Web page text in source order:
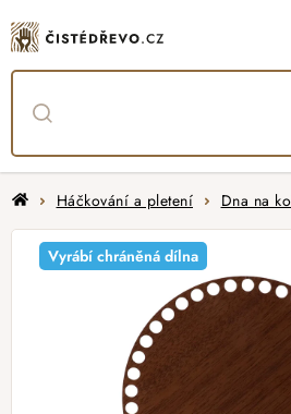
na
obsah
DomůHáčkování a pletení Dna na
Vyrábí chráněná dílna